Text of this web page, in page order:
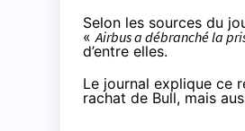
Selon les sources du
«Airbus a débranché la
d’entre elles.
Le journal explique ce
rachat de Bull, mais